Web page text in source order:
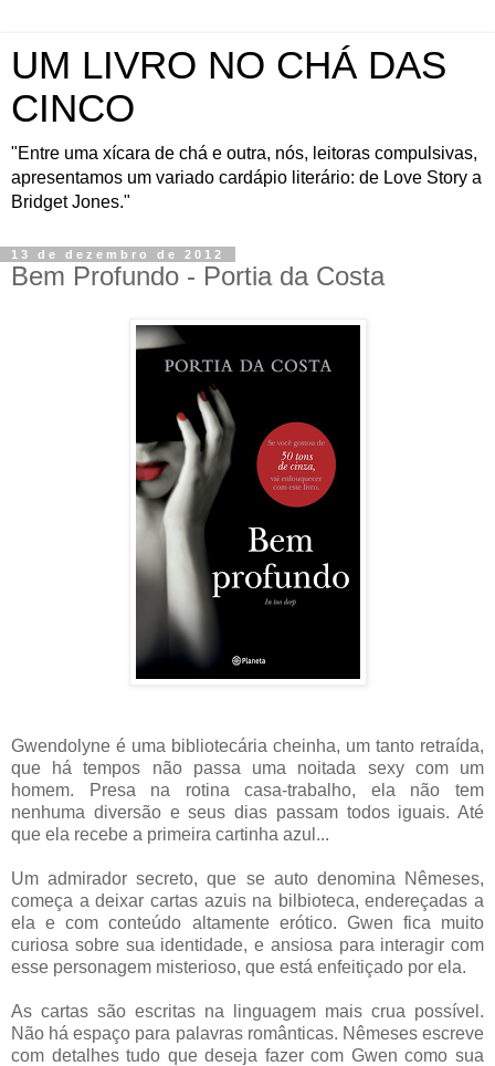
UM LIVRO NO CHÁ DAS
CINCO
"Entre uma xícara de chá e outra, nós, leitoras compulsivas,
apresentamos um variado cardápio literário: de Love Story a
Bridget Jones."
13 de dezembro de 2012
Bem Profundo - Portia da Costa
Gwendolyne é uma bibliotecária cheinha, um tanto retraída,
que há tempos não passa uma noitada sexy com um
homem. Presa na rotina casa-trabalho, ela não tem
nenhuma diversão e seus dias passam todos iguais. Até
que ela recebe a primeira cartinha azul...
Um admirador secreto, que se auto denomina Nêmeses,
começa a deixar cartas azuis na bilbioteca, endereçadas a
ela e com conteúdo altamente erótico. Gwen fica muito
curiosa sobre sua identidade, e ansiosa para interagir com
esse personagem misterioso, que está enfeitiçado por ela.
As cartas são escritas na linguagem mais crua possível.
Não há espaço para palavras românticas. Nêmeses escreve
com detalhes tudo que deseja fazer com Gwen como sua